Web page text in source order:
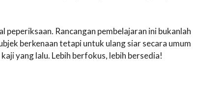
Rancangan pembelajaran ini bukanlah
berkenaan tetapi untuk ulang siar secara umum
yang lalu. Lebih berfokus, lebih bersedia!